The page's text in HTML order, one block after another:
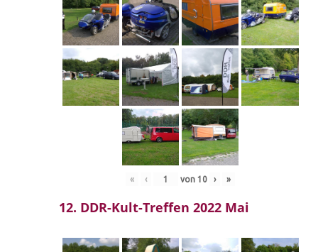
« ‹ von 10 › »
12. DDR-Kult-Treffen 2022 Mai